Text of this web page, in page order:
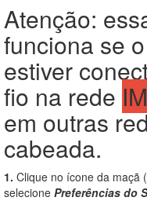
Atenção:
funciona se
estiver
fio na rede
em outras
cabeada.
1. Clique no ícone da maçã
selecione Preferências do